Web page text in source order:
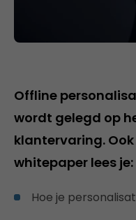
Offline
wordt gelegd op
klantervaring.
whitepaper lees je:
Hoe je